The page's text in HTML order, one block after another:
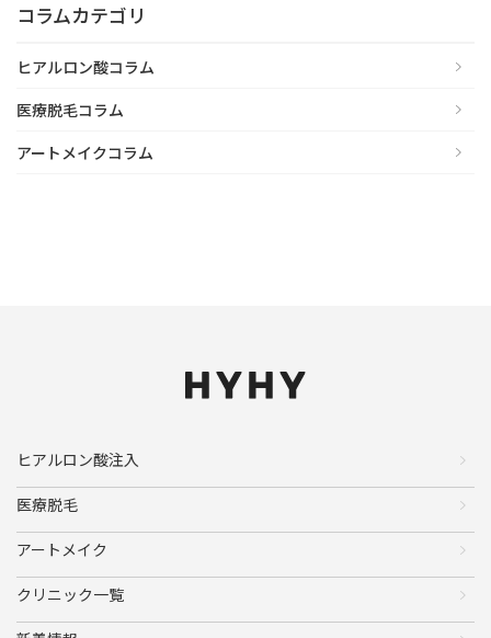
コラムカテゴリ
ヒアルロン酸コラム
医療脱毛コラム
アートメイクコラム
ヒアルロン酸注入
医療脱毛
アートメイク
クリニック一覧